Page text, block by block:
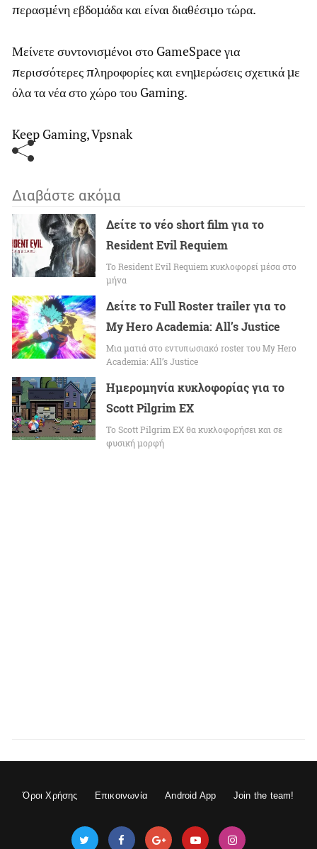
περασμένη εβδομάδα και είναι διαθέσιμο τώρα.
Μείνετε συντονισμένοι στο GameSpace για
περισσότερες πληροφορίες και ενημερώσεις σχετικά με
όλα τα νέα στο χώρο του Gaming.
Keep Gaming, Vpsnak
Διαβάστε ακόμα
Δείτε το νέο short film για το
Resident Evil Requiem
To Resident Evil Requiem κυκλοφορεί μέσα στο
μήνα
Δείτε το Full Roster trailer για το
My Hero Academia: All’s Justice
Μια ματιά στο εντυπωσιακό roster του My Hero
Academia: All’s Justice
Ημερομηνία κυκλοφορίας για το
Scott Pilgrim EX
Το Scott Pilgrim EX θα κυκλοφορήσει και σε
φυσική μορφή
Όροι Χρήσης Επικοινωνία Android App Join the team!